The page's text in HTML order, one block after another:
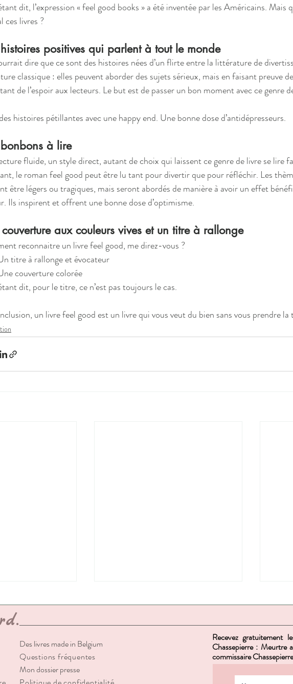
dit, l’expression « feel good books » a été inventée par les Américains. Mais
ces livres ?
histoires positives qui parlent à tout le monde
dire que ce sont des histoires nées d’un flirte entre la littérature de
classique : elles peuvent aborder des sujets sérieux, mais en faisant preuve
de l’espoir aux lecteurs. Le but est de passer un bon moment avec ce genre
histoires pétillantes avec une happy end. Une bonne dose d’antidépresseurs.
bonbons à lire
fluide, un style direct, autant de choix qui laissent ce genre de livre se lire
le roman feel good peut être lu tant pour divertir que pour réfléchir. Les
être légers ou tragiques, mais seront abordés de manière à avoir un effet
Ils inspirent et offrent une bonne dose d’optimisme.
aux couleurs vives et un titre à rallonge
reconnaitre un livre feel good, me direz-vous ?
titre à rallonge et évocateur
couverture colorée
dit, pour le titre, ce n’est pas toujours le cas.
un livre feel good est un livre qui vous veut du bien sans vous prendre la
Des livres made in Belgium
Questions fréquentes
Mon dossier presse
Recevez gratuitement
Chassepierre : Meurtre
commissaire